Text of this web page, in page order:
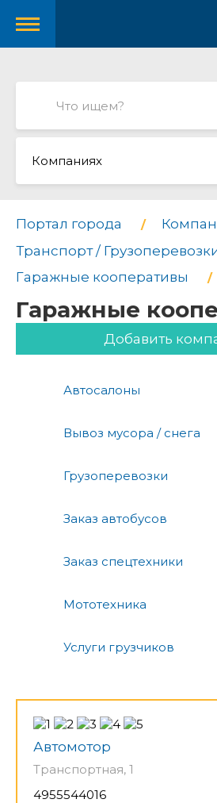
Компаниях
Портал города
Транспорт /
Гаражные кооперативы
Гаражные
Добавить
Автосалоны
Вывоз мусора / снега
Грузоперевозки
Заказ автобусов
Заказ спецтехники
Мототехника
Услуги грузчиков
Автомотор
Транспортная, 1
4955544016